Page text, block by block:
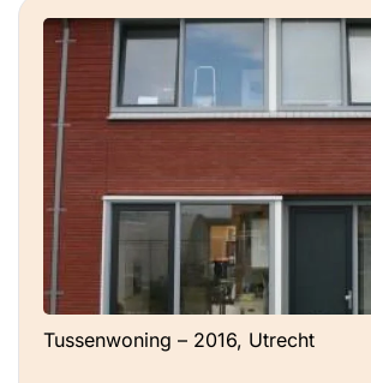
Tussenwoning – 2016, Utrecht